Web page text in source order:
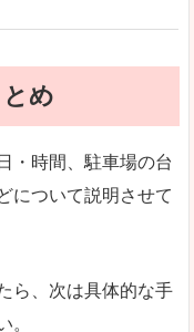
め
・時間、駐車場の台
について説明させて
ら、次は具体的な手
。